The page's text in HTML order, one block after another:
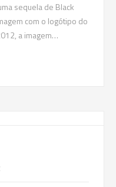
sequela de Black
com o logótipo do
a imagem…